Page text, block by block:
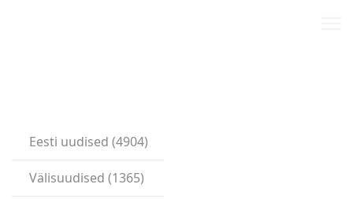
Eesti uudised (4904)
Välisuudised (1365)